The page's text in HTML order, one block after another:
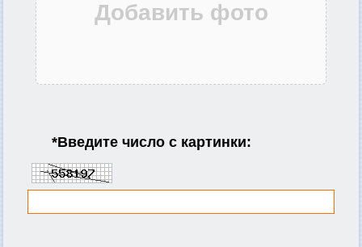
*Введите число с картинки: